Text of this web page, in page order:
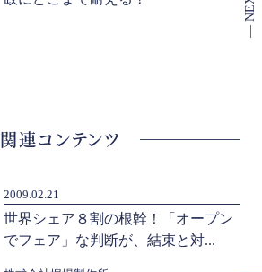
関連コンテンツ
2009.02.21
世界シェア８割の根幹！「オープン
でフェア」な判断が、結束と対...